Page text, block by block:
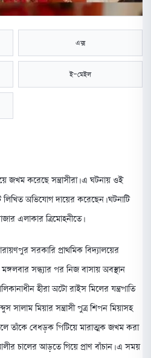
এক্স
ই-মেইল
লিখিত অভিযোগ দায়ের করেছেন। ঘটনাটি
এলাকার ত্রিমোহনীতে।
সরকারি প্রাথমিক বিদ্যালয়ের
সন্ধ্যার পর নিজ বাসায় অবস্থান
হীরা অটো রাইস মিলের যন্ত্রপাতি
মিয়ার সন্ত্রাসী পুত্র শিপন মিয়াসহ
তাঁকে বেধড়ক পিটিয়ে মারাত্মক জখম করা
চালের আড়তে গিয়ে প্রাণ বাঁচান। এ সময়